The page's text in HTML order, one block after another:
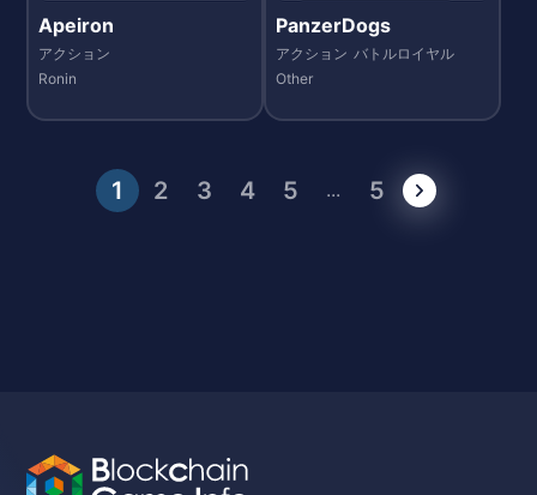
Apeiron
アクション
Ronin
PanzerDogs
アクション バトルロイヤル
Other
1 2 3 4 5 ... 5